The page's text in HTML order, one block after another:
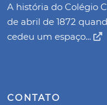
A história do Colégio
de abril de 1872
cedeu um espaço...
CONTATO